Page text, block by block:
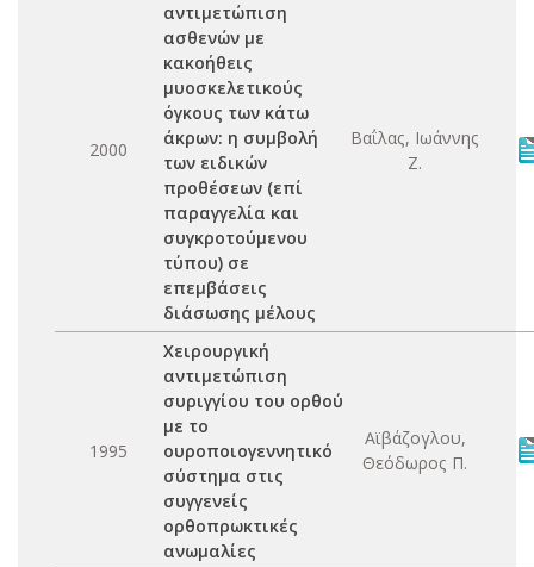
2000
αντιμετώπιση
ασθενών με
κακοήθεις
μυοσκελετικούς
όγκους των κάτω
άκρων: η συμβολή
των ειδικών
προθέσεων (επί
παραγγελία και
συγκροτούμενου
τύπου) σε
επεμβάσεις
διάσωσης μέλους
Βαΐλας, Ιωάννης
Ζ.
1995
Χειρουργική
αντιμετώπιση
συριγγίου του ορθού
με το
ουροποιογεννητικό
σύστημα στις
συγγενείς
ορθοπρωκτικές
ανωμαλίες
Αϊβάζογλου,
Θεόδωρος Π.